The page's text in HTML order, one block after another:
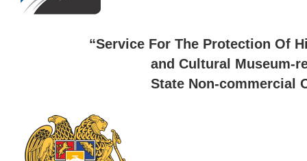
“Service For The Protection Of
and Cultural Museum-
State Non-commercial